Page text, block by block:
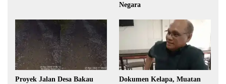
Negara
Proyek Jalan Desa Bakau
Dokumen Kelapa, Muatan